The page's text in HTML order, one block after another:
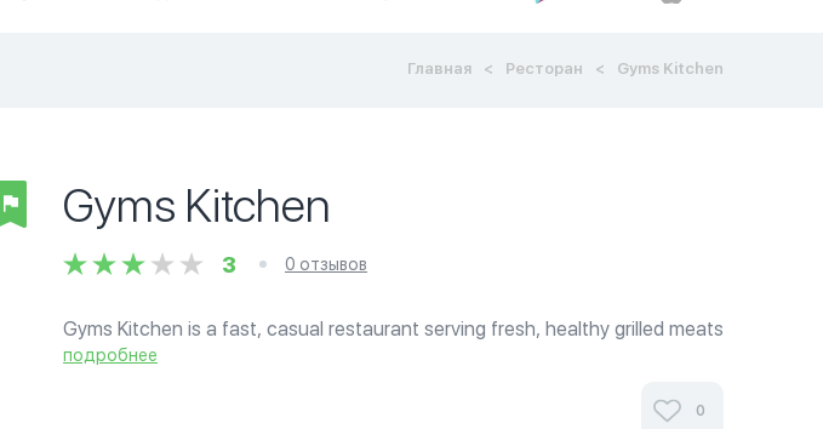
Главная Ресторан Gyms Kitchen
Gyms Kitchen
3 0 отзывов
Gyms Kitchen is a fast, casual restaurant serving fresh, healthy grilled meats
and vegetables. Take away and home delivery available.
подробнее
0